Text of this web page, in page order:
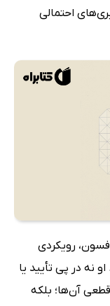
احتمالی
رویکردی
نه در پی تأیید یا
آن‌ها؛ بلکه